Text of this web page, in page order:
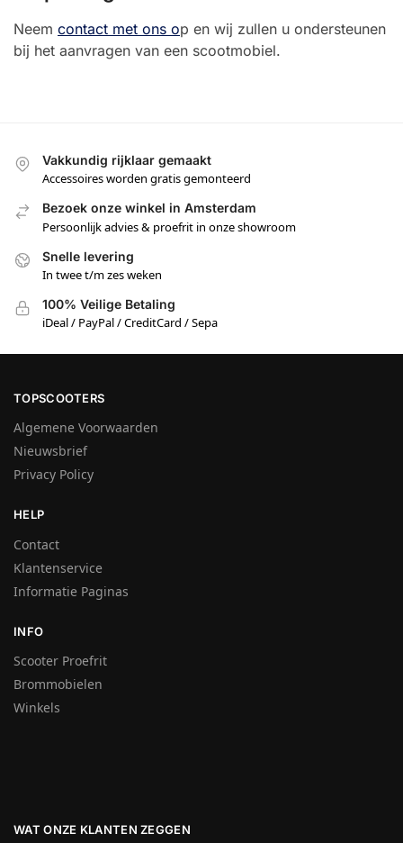
Neem contact met ons op en wij zullen u ondersteunen
bij het aanvragen van een scootmobiel.
Vakkundig rijklaar gemaakt
Accessoires worden gratis gemonteerd
Bezoek onze winkel in Amsterdam
Persoonlijk advies & proefrit in onze showroom
Snelle levering
In twee t/m zes weken
100% Veilige Betaling
iDeal / PayPal / CreditCard / Sepa
TOPSCOOTERS
Algemene Voorwaarden
Nieuwsbrief
Privacy Policy
HELP
Contact
Klantenservice
Informatie Paginas
INFO
Scooter Proefrit
Brommobielen
Winkels
WAT ONZE KLANTEN ZEGGEN